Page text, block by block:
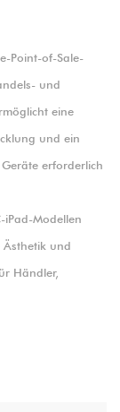
Point-of-Sale-
und
eine
und ein
erforderlich
iPad-Modellen
Ästhetik und
Händler,